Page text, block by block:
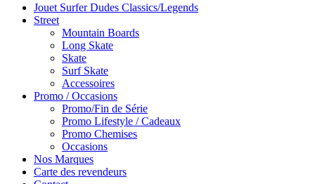
Jouet Surfer Dudes Classics/Legends
Street
Mountain Boards
Long Skate
Skate
Surf Skate
Accessoires
Promo / Occasions
Promo/Fin de Série
Promo Lifestyle / Cadeaux
Promo Chemises
Occasions
Nos Marques
Carte des revendeurs